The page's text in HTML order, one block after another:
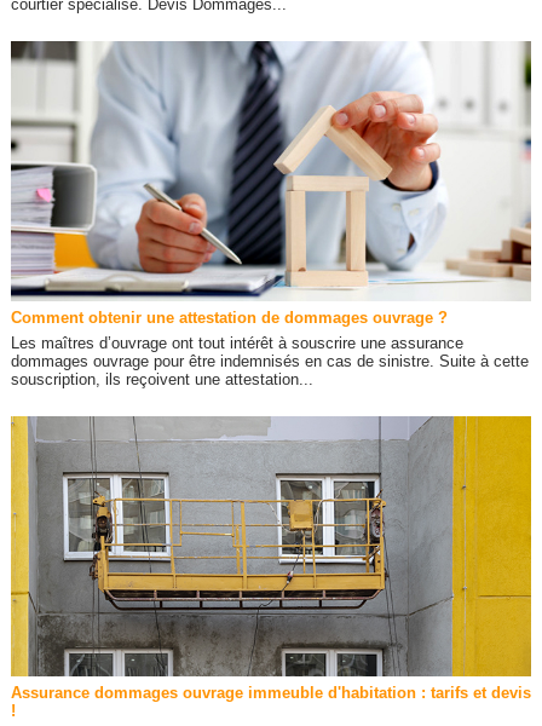
courtier spécialisé. Devis Dommages...
Comment obtenir une attestation de dommages ouvrage ?
Les maîtres d’ouvrage ont tout intérêt à souscrire une assurance
dommages ouvrage pour être indemnisés en cas de sinistre. Suite à cette
souscription, ils reçoivent une attestation...
Assurance dommages ouvrage immeuble d'habitation : tarifs et devis
!